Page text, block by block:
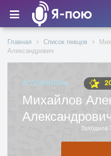
Главная Список певцов
Александрович
ИСПОЛНИТЕЛЬ
Михайлов
Заходила